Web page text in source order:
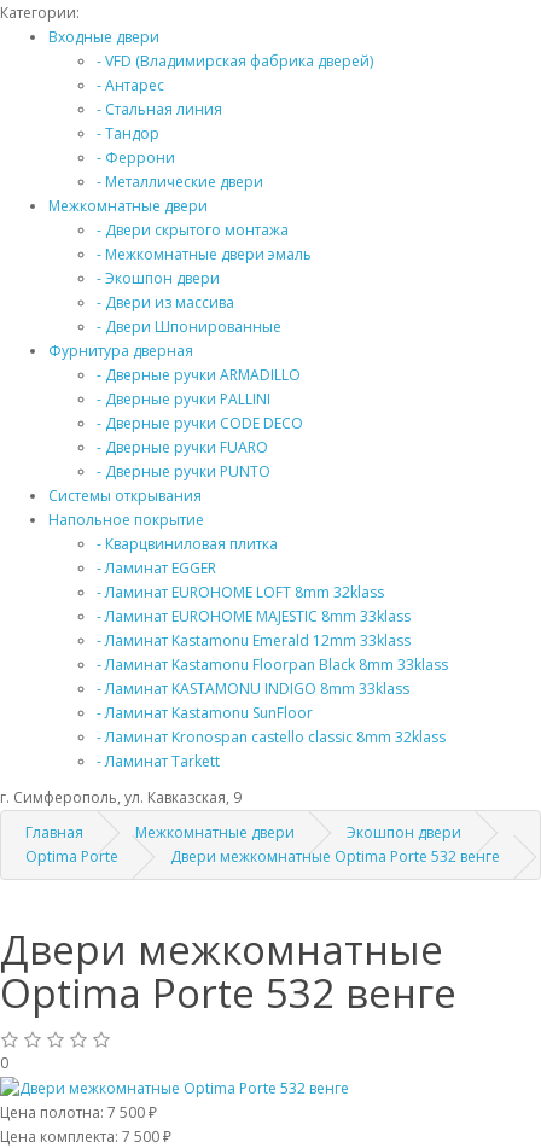
Категории:
Входные двери
- VFD (Владимирская фабрика дверей)
- Антарес
- Стальная линия
- Тандор
- Феррони
- Металлические двери
Межкомнатные двери
- Двери скрытого монтажа
- Межкомнатные двери эмаль
- Экошпон двери
- Двери из массива
- Двери Шпонированные
Фурнитура дверная
- Дверные ручки ARMADILLO
- Дверные ручки PALLINI
- Дверные ручки CODE DECO
- Дверные ручки FUARO
- Дверные ручки PUNTO
Системы открывания
Напольное покрытие
- Кварцвиниловая плитка
- Ламинат EGGER
- Ламинат EUROHOME LOFT 8mm 32klass
- Ламинат EUROHOME MAJESTIC 8mm 33klass
- Ламинат Kastamonu Emerald 12mm 33klass
- Ламинат Kastamonu Floorpan Black 8mm 33klass
- Ламинат KASTAMONU INDIGO 8mm 33klass
- Ламинат Kastamonu SunFloor
- Ламинат Kronospan castello classic 8mm 32klass
- Ламинат Tarkett
г. Симферополь, ул. Кавказская, 9
Главная
Межкомнатные двери
Экошпон двери
Optima Porte
Двери межкомнатные Optima Porte 532 венге
Двери межкомнатные
Optima Porte 532 венге
0
Цена полотна: 7 500 ₽
Цена комплекта: 7 500 ₽